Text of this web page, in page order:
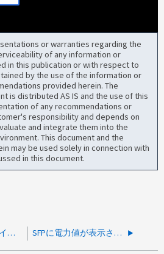
or warranties regarding the
of any information or
in this publication or with respect to
by the use of the information or
provided herein. The
is distributed AS IS and the use of this
of any recommendations or
responsibility and depends on
and integrate them into the
This document and the
may be used solely in connection with
in this document.
バックエンドデバイスのリブート時の SCSI コマンドのタイムアウト、 CheckCondition エラー SFPに電力値が表示されない